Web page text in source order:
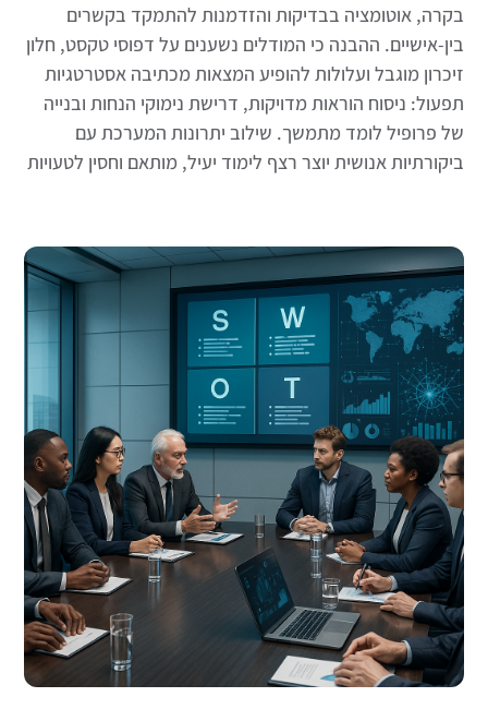
בקרה, אוטומציה בבדיקות והזדמנות להתמקד בקשרים
בין-אישיים. ההבנה כי המודלים נשענים על דפוסי טקסט, חלון
זיכרון מוגבל ועלולות להופיע המצאות מכתיבה אסטרטגיות
תפעול: ניסוח הוראות מדויקות, דרישת נימוקי הנחות ובנייה
של פרופיל לומד מתמשך. שילוב יתרונות המערכת עם
ביקורתיות אנושית יוצר רצף לימוד יעיל, מותאם וחסין לטעויות